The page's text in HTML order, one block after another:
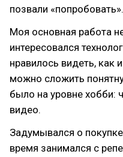
позвали «попробовать».
Моя основная работа
интересовался
нравилось видеть, как
можно сложить
было на уровне хобби:
видео.
Задумывался о
время занимался с